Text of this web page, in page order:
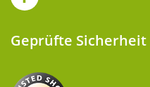
Geprüfte Sicherheit